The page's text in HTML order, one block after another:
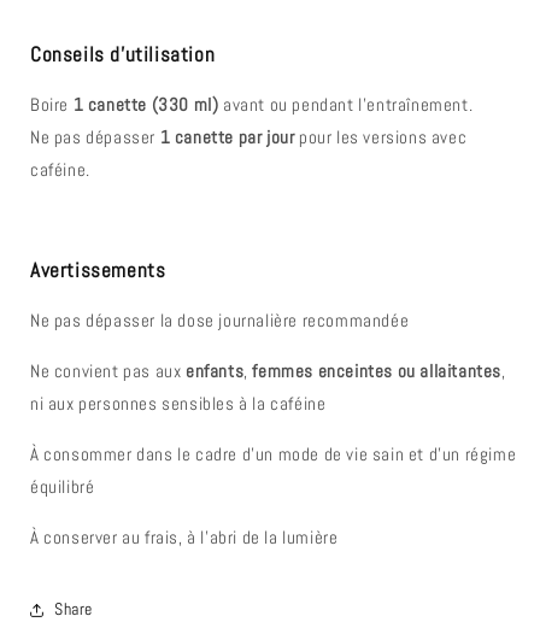
Conseils d'utilisation
Boire 1 canette (330 ml) avant ou pendant l’entraînement.
Ne pas dépasser 1 canette par jourpour les versions avec
caféine.
Avertissements
Ne pas dépasser la dose journalière recommandée
Ne convient pas aux enfants,femmes enceintes ou allaitantes,
ni aux personnes sensibles à la caféine
À consommer dans le cadre d’un mode de vie sain et d’un régime
équilibré
À conserver au frais, à l’abri de la lumière
Share